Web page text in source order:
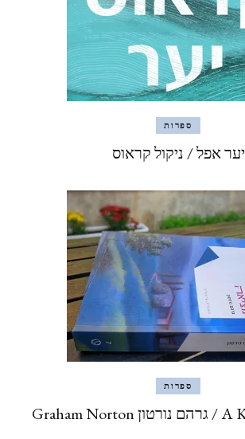
ספרות
יער אפל / ניקול קראוס
ספרות